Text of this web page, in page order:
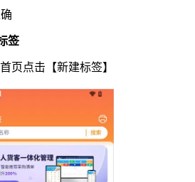
签
页点击【新建标签】